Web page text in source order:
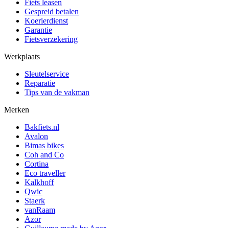
Fiets leasen
Gespreid betalen
Koerierdienst
Garantie
Fietsverzekering
Werkplaats
Sleutelservice
Reparatie
Tips van de vakman
Merken
Bakfiets.nl
Avalon
Bimas bikes
Coh and Co
Cortina
Eco traveller
Kalkhoff
Qwic
Staerk
vanRaam
Azor